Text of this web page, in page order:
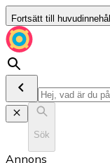
Fortsätt till huvudinnehåll
Sök
Annons